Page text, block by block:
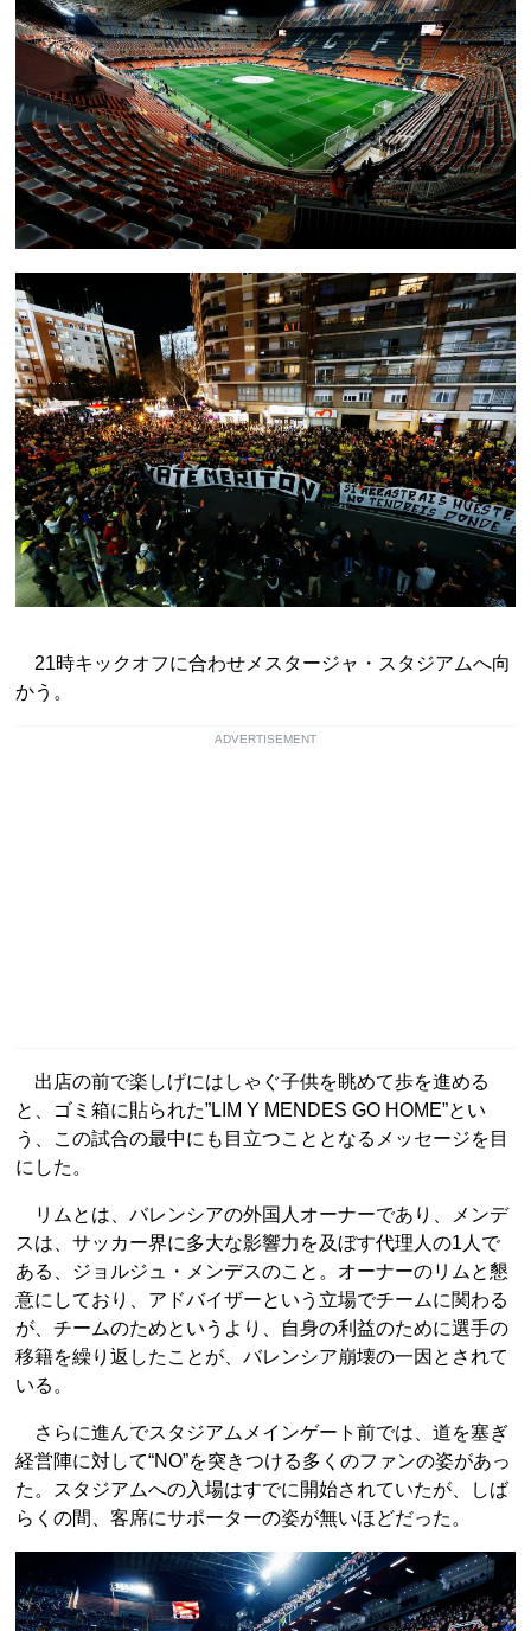
21時キックオフに合わせメスタージャ・スタジアムへ向
かう。
ADVERTISEMENT
出店の前で楽しげにはしゃぐ子供を眺めて歩を進める
と、ゴミ箱に貼られた”LIM Y MENDES GO HOME”とい
う、この試合の最中にも目立つこととなるメッセージを目
にした。
リムとは、バレンシアの外国人オーナーであり、メンデ
スは、サッカー界に多大な影響力を及ぼす代理人の1人で
ある、ジョルジュ・メンデスのこと。オーナーのリムと懇
意にしており、アドバイザーという立場でチームに関わる
が、チームのためというより、自身の利益のために選手の
移籍を繰り返したことが、バレンシア崩壊の一因とされて
いる。
さらに進んでスタジアムメインゲート前では、道を塞ぎ
経営陣に対して“NO”を突きつける多くのファンの姿があっ
た。スタジアムへの入場はすでに開始されていたが、しば
らくの間、客席にサポーターの姿が無いほどだった。